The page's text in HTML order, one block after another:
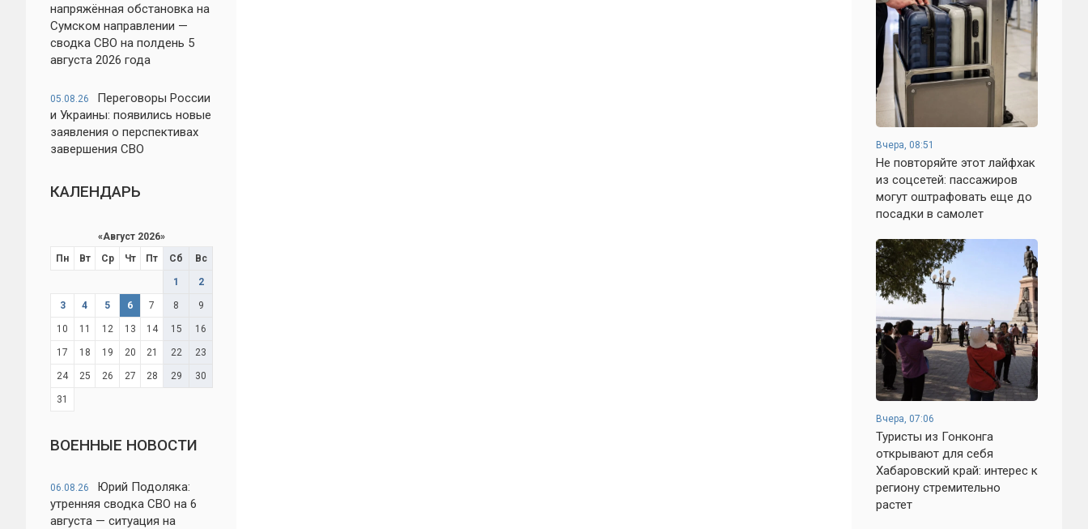
напряжённая обстановка на
Сумском направлении —
сводка СВО на полдень 5
августа 2026 года
05.08.26
Переговоры России
и Украины: появились новые
заявления о перспективах
завершения СВО
КАЛЕНДАРЬ
«Август 2026»
Пн
Вт Ср Чт Пт Сб Вс
1 2
3 4 5 6 7 8 9
10 11 12 13 14 15 16
17 18 19 20 21 22 23
24 25 26 27 28 29 30
31
ВОЕННЫЕ НОВОСТИ
06.08.26
Юрий Подоляка:
утренняя сводка СВО на 6
августа — ситуация на
Вчера, 08:51
Не повторяйте этот лайфхак
из соцсетей: пассажиров
могут оштрафовать еще до
посадки в самолет
Вчера, 07:06
Туристы из Гонконга
открывают для себя
Хабаровский край: интерес к
региону стремительно
растет